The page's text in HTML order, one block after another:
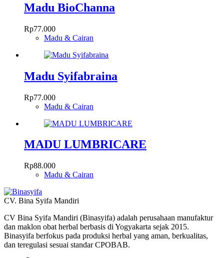
Madu BioChanna
Rp77.000
Madu & Cairan
Madu Syifabraina
Rp77.000
Madu & Cairan
MADU LUMBRICARE
Rp88.000
Madu & Cairan
CV. Bina Syifa Mandiri
CV Bina Syifa Mandiri (Binasyifa) adalah perusahaan manufaktur
dan maklon obat herbal berbasis di Yogyakarta sejak 2015.
Binasyifa berfokus pada produksi herbal yang aman, berkualitas,
dan teregulasi sesuai standar CPOBAB.